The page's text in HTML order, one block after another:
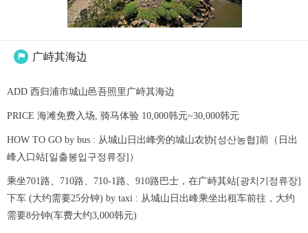
 广峙其海边
ADD 西归浦市城山邑吾照里广峙其海边
PRICE 海滩免费入场, 骑马体验 10,000韩元~30,000韩元
HOW TO GO by bus : 从城山日出峰旁的城山农协[성산농협]前（日出
峰入口站[일출봉입구정류장]）
乘坐701路、710路、710-1路、910路巴士，在广峙其站[광치기정류장]
下车 (大约需要25分钟) by taxi : 从城山日出峰乘坐出租车前往，大约
需要8分钟(车费大约3,000韩元)